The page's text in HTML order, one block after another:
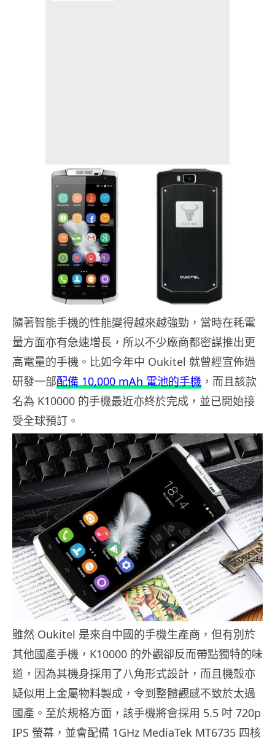
隨著智能手機的性能變得越來越強勁，當時在耗電
量方面亦有急速增長，所以不少廠商都密謀推出更
高電量的手機。比如今年中 Oukitel 就曾經宣佈過
研發一部配備 10,000 mAh 電池的手機 ，而且該款
名為 K10000 的手機最近亦終於完成，並已開始接
受全球預訂。
雖然 Oukitel 是來自中國的手機生產商，但有別於
其他國產手機，K10000 的外觀卻反而帶點獨特的味
道，因為其機身採用了八角形式設計，而且機殼亦
疑似用上金屬物料製成，令到整體觀感不致於太過
國產。至於規格方面，該手機將會採用 5.5 吋 720p
IPS 螢幕，並會配備 1GHz MediaTek MT6735 四核